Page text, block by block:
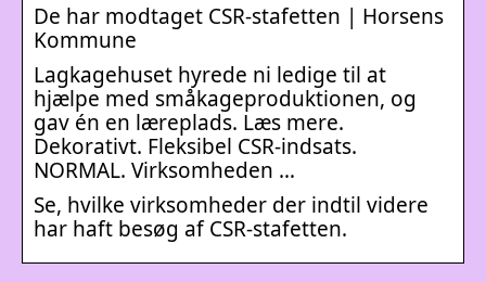
De har modtaget CSR-stafetten | Horsens
Kommune
Lagkagehuset hyrede ni ledige til at
hjælpe med småkageproduktionen, og
gav én en læreplads. Læs mere.
Dekorativt. Fleksibel CSR-indsats.
NORMAL. Virksomheden …
Se, hvilke virksomheder der indtil videre
har haft besøg af CSR-stafetten.